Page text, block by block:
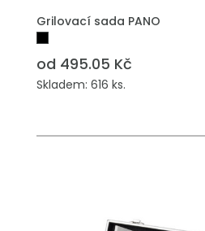
Grilovací sada PANO
od 495.05 Kč
Skladem: 616 ks.